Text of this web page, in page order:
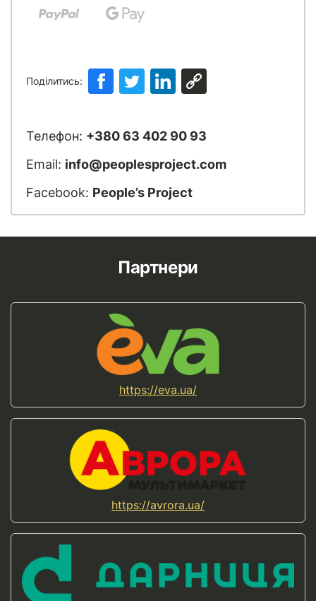
Поділитись:
Телефон: +380 63 402 90 93
Email: info@peoplesproject.com
Facebook: People’s Project
Партнери
https://eva.ua/
https://avrora.ua/